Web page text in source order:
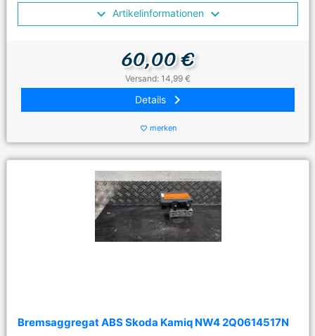
Artikelinformationen
60,00 €
Versand: 14,99 €
Details keyboard_arrow_right
favorite_border merken
Bremsaggregat ABS Skoda Kamiq NW4 2Q0614517N